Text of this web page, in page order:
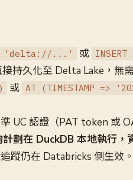
'delta://...' 或
持久化至 Delta Lake，無
或 AT (TIMESTAMP =>
UC 認證（PAT token 或
計劃在 DuckDB 本地執行，
蹤仍在 Databricks 側生效。